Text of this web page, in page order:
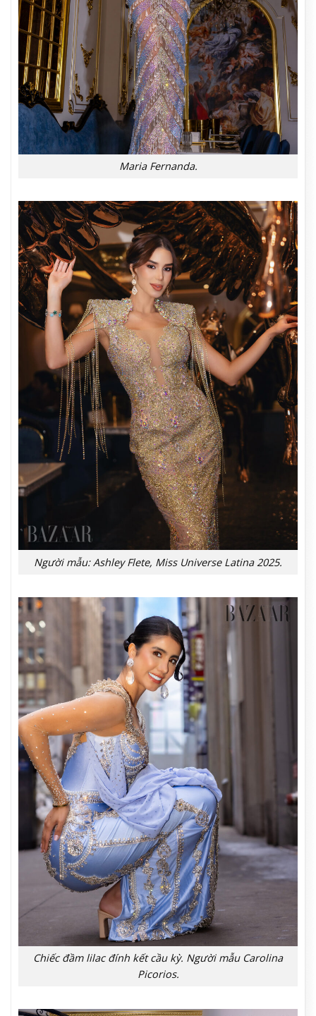
Maria Fernanda.
Người mẫu: Ashley Flete, Miss Universe Latina 2025.
Chiếc đầm lilac đính kết cầu kỳ. Người mẫu Carolina
Picorios.